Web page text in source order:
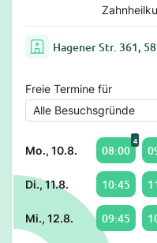
Hagener Str. 361,
Freie Termine für
Mo., 10.8. 08:00
4
Di., 11.8. 10:45
Mi., 12.8. 09:45